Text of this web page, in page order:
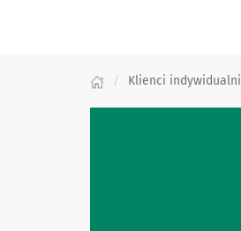
Klienci indywidualni